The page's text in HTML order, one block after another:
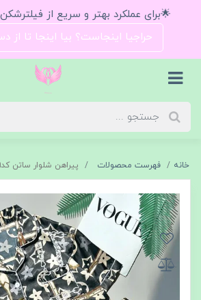
🌟برای عملکرد بهتر و سریع از
حراجیا اینجاست؟ بیا اینجا تا از
خانه فهرست محصولات پیراهن شلوار ساتن کد۲۵۲۹